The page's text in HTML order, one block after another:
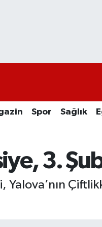
Spor Sağlık
3.
Yalova’nın